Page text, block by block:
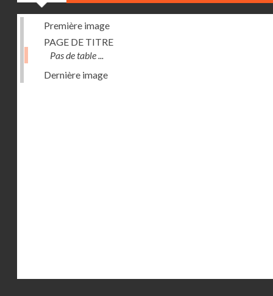
Première image
PAGE DE TITRE
Pas de table ...
Dernière image